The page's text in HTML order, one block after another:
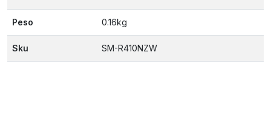
Peso 0.16kg
Sku SM-R410NZW